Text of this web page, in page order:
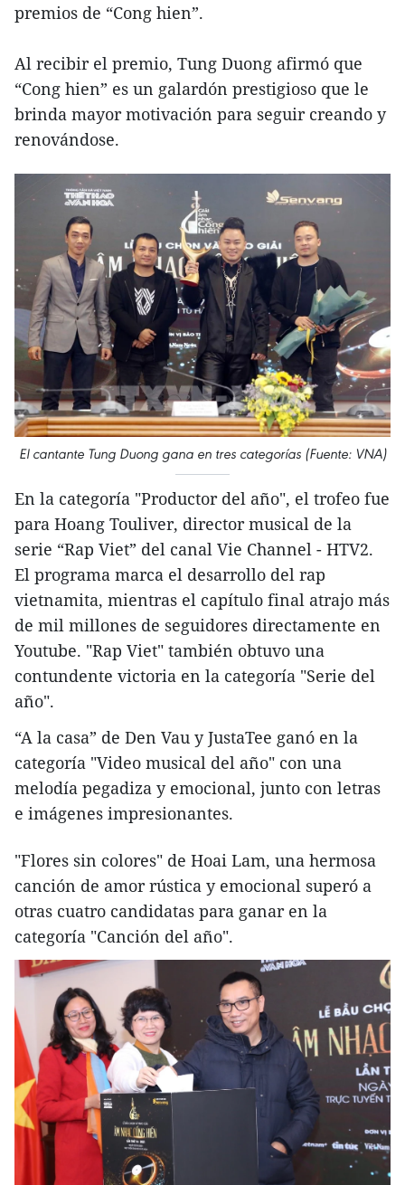
premios de “Cong hien”.
Al recibir el premio, Tung Duong afirmó que
“Cong hien” es un galardón prestigioso que le
brinda mayor motivación para seguir creando y
renovándose.
El cantante Tung Duong gana en tres categorías (Fuente: VNA)
En la categoría "Productor del año", el trofeo fue
para Hoang Touliver, director musical de la
serie “Rap Viet” del canal Vie Channel - HTV2.
El programa marca el desarrollo del rap
vietnamita, mientras el capítulo final atrajo más
de mil millones de seguidores directamente en
Youtube. "Rap Viet" también obtuvo una
contundente victoria en la categoría "Serie del
año".
“A la casa” de Den Vau y JustaTee ganó en la
categoría "Video musical del año" con una
melodía pegadiza y emocional, junto con letras
e imágenes impresionantes.
"Flores sin colores" de Hoai Lam, una hermosa
canción de amor rústica y emocional superó a
otras cuatro candidatas para ganar en la
categoría "Canción del año".